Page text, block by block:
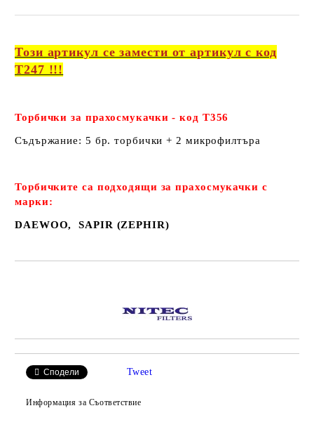
Този артикул се замести от артикул с код
Т247 !!!
Торбички за прахосмукачки - код Т356
Съдържание: 5 бр. торбички + 2 микрофилтъра
Торбичките са подходящи за прахосмукачки с
марки:
DAEWOO, SAPIR (ZEPHIR)
Сподели Tweet
Информация за Съответствие